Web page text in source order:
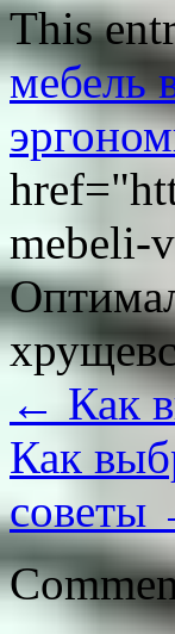
This
мебель
mebeli-
← Как
Как
советы